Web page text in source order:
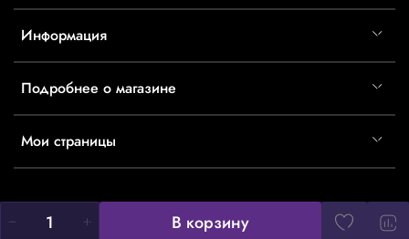
В корзину
Информация
Подробнее о магазине
Мои страницы